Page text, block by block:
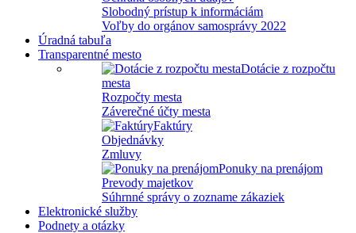
Slobodný prístup k informáciám
Voľby do orgánov samosprávy 2022
Úradná tabuľa
Transparentné mesto
Dotácie z rozpočtu
mesta
Rozpočty mesta
Záverečné účty mesta
Faktúry
Objednávky
Zmluvy
Ponuky na prenájom
Prevody majetkov
Súhrnné správy o zozname zákaziek
Elektronické služby
Podnety a otázky